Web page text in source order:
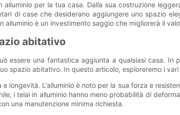
per la tua casa. Dalla sua costruzione
di case che desiderano aggiungere uno spazio
è un investimento saggio che migliorerà il
abitativo
essere una fantastica aggiunta a qualsiasi casa. In
spazio abitativo. In questo articolo, esploreremo i
longevità. L'alluminio è noto per la sua forza e
i telai in alluminio hanno meno probabilità di
una manutenzione minima richiesta.